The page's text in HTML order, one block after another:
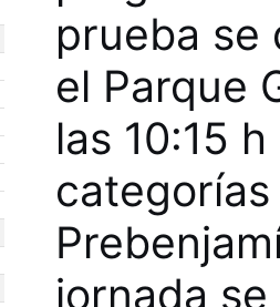
prueba se
el Parque
las 10:15
jornada